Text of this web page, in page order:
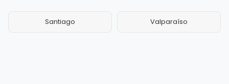
Santiago Valparaíso